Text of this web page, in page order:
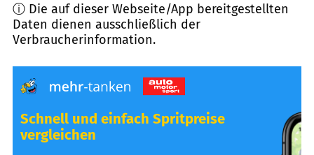
ⓘ Die auf dieser Webseite/App bereitgestellten
Daten dienen ausschließlich der
Verbraucherinformation.
Schnell und einfach Spritpreise
vergleichen